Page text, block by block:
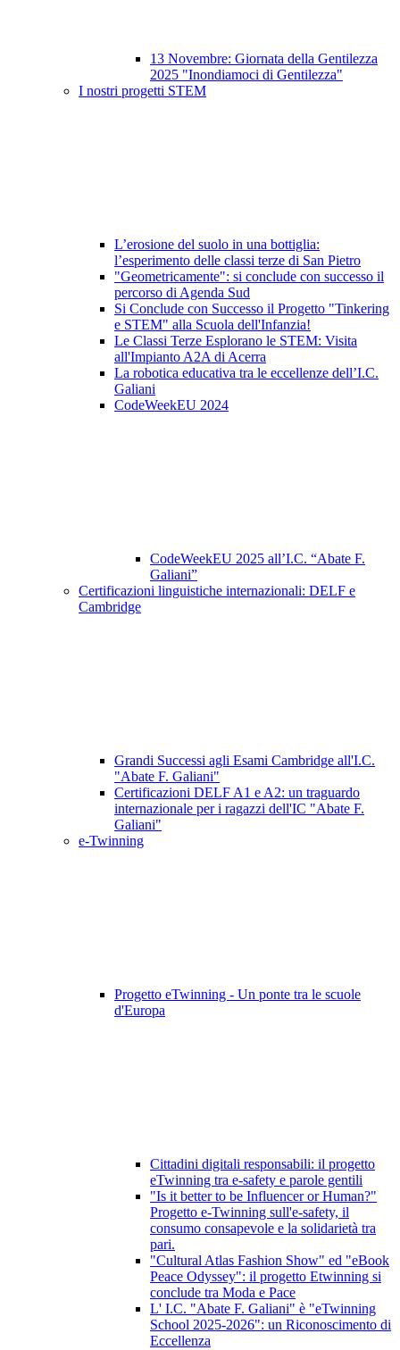
13 Novembre: Giornata della Gentilezza
2025 "Inondiamoci di Gentilezza"
I nostri progetti STEM
L’erosione del suolo in una bottiglia:
l’esperimento delle classi terze di San Pietro
"Geometricamente": si conclude con successo il
percorso di Agenda Sud
Si Conclude con Successo il Progetto "Tinkering
e STEM" alla Scuola dell'Infanzia!
Le Classi Terze Esplorano le STEM: Visita
all'Impianto A2A di Acerra
La robotica educativa tra le eccellenze dell’I.C.
Galiani
CodeWeekEU 2024
CodeWeekEU 2025 all’I.C. “Abate F.
Galiani”
Certificazioni linguistiche internazionali: DELF e
Cambridge
Grandi Successi agli Esami Cambridge all'I.C.
"Abate F. Galiani"
Certificazioni DELF A1 e A2: un traguardo
internazionale per i ragazzi dell'IC "Abate F.
Galiani"
e-Twinning
Progetto eTwinning - Un ponte tra le scuole
d'Europa
Cittadini digitali responsabili: il progetto
eTwinning tra e-safety e parole gentili
"Is it better to be Influencer or Human?"
Progetto e-Twinning sull'e-safety, il
consumo consapevole e la solidarietà tra
pari.
"Cultural Atlas Fashion Show" ed "eBook
Peace Odyssey": il progetto Etwinning si
conclude tra Moda e Pace
L' I.C. "Abate F. Galiani" è "eTwinning
School 2025-2026": un Riconoscimento di
Eccellenza